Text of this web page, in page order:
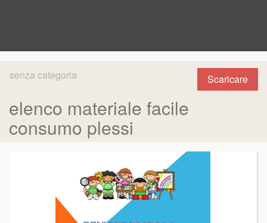
Scaricare
senza categoria
elenco materiale facile
consumo plessi